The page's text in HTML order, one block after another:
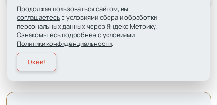
Смотреть все дела
Продолжая пользоваться сайтом, вы
соглашаетесьс условиями сбора и обработки
персональных данных через Яндекс Метрику.
Ознакомьтесь подробнее с условиями
Политики конфиденциальности.
Окей!